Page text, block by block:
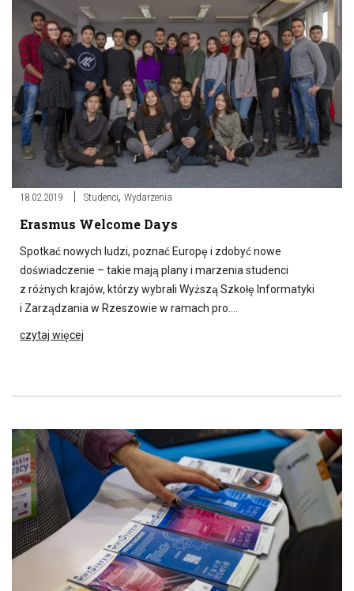
18.02.2019 Studenci, Wydarzenia
Erasmus Welcome Days
Spotkać nowych ludzi, poznać Europę i zdobyć nowe
doświadczenie – takie mają plany i marzenia studenci
z różnych krajów, którzy wybrali Wyższą Szkołę Informatyki
i Zarządzania w Rzeszowie w ramach pro….
czytaj więcej